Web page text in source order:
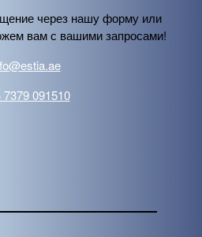
через нашу форму или
вам с вашими запросами!
7379 091510